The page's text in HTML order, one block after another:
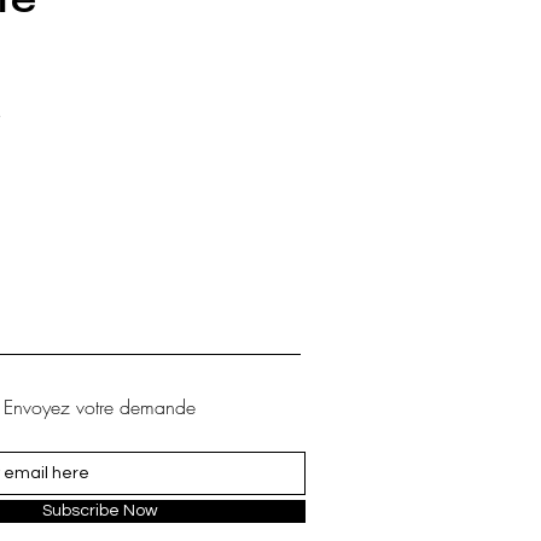
Envoyez votre demande
Subscribe Now